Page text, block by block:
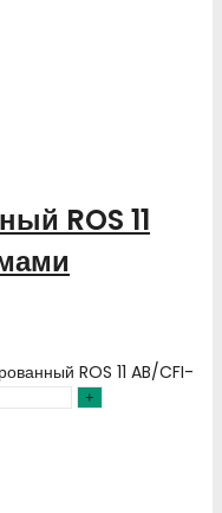
ROS 11
ROS 11 AB/CFI-